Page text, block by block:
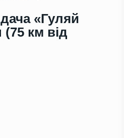
«Гуляй
(75 км від